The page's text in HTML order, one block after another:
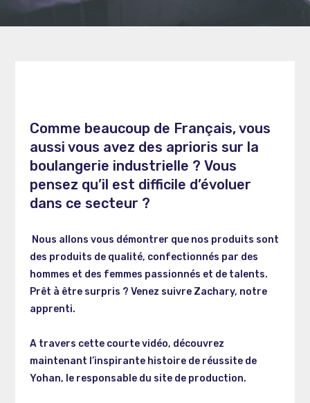
Comme beaucoup de Français, vous
aussi vous avez des aprioris sur la
boulangerie industrielle ? Vous
pensez qu’il est difficile d’évoluer
dans ce secteur ?
Nous allons vous démontrer que nos produits sont
des produits de qualité, confectionnés par des
hommes et des femmes passionnés et de talents.
Prêt à être surpris ? Venez suivre Zachary, notre
apprenti.
A travers cette courte vidéo, découvrez
maintenant l’inspirante histoire de réussite de
Yohan, le responsable du site de production.